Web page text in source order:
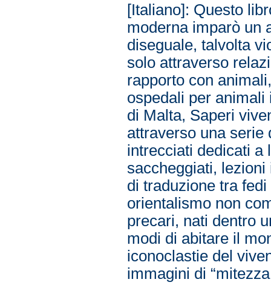
[Italiano]: Questo
moderna imparò un
diseguale, talvolta
solo attraverso
rapporto con
ospedali per
di Malta, Saperi
attraverso una serie
intrecciati dedicati a
saccheggiati,
di traduzione tra
orientalismo non
precari, nati dentro
modi di abitare il
iconoclastie del
immagini di